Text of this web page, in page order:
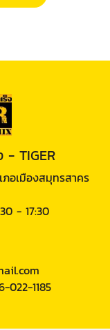
- TIGER
อเมืองสมุทรสาคร
- 17:30
022-1185